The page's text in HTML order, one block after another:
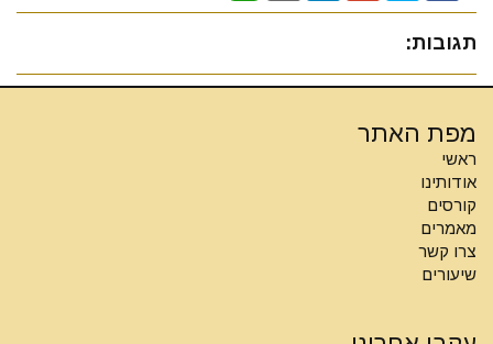
תגובות:
מפת האתר
ראשי
אודותינו
קורסים
מאמרים
צרו קשר
שיעורים